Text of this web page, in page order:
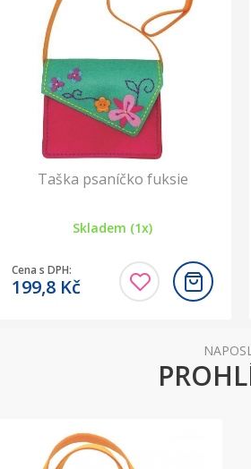
Taška psaníčko fuksie
Skladem (1x)
Cena s DPH:
199,8 Kč